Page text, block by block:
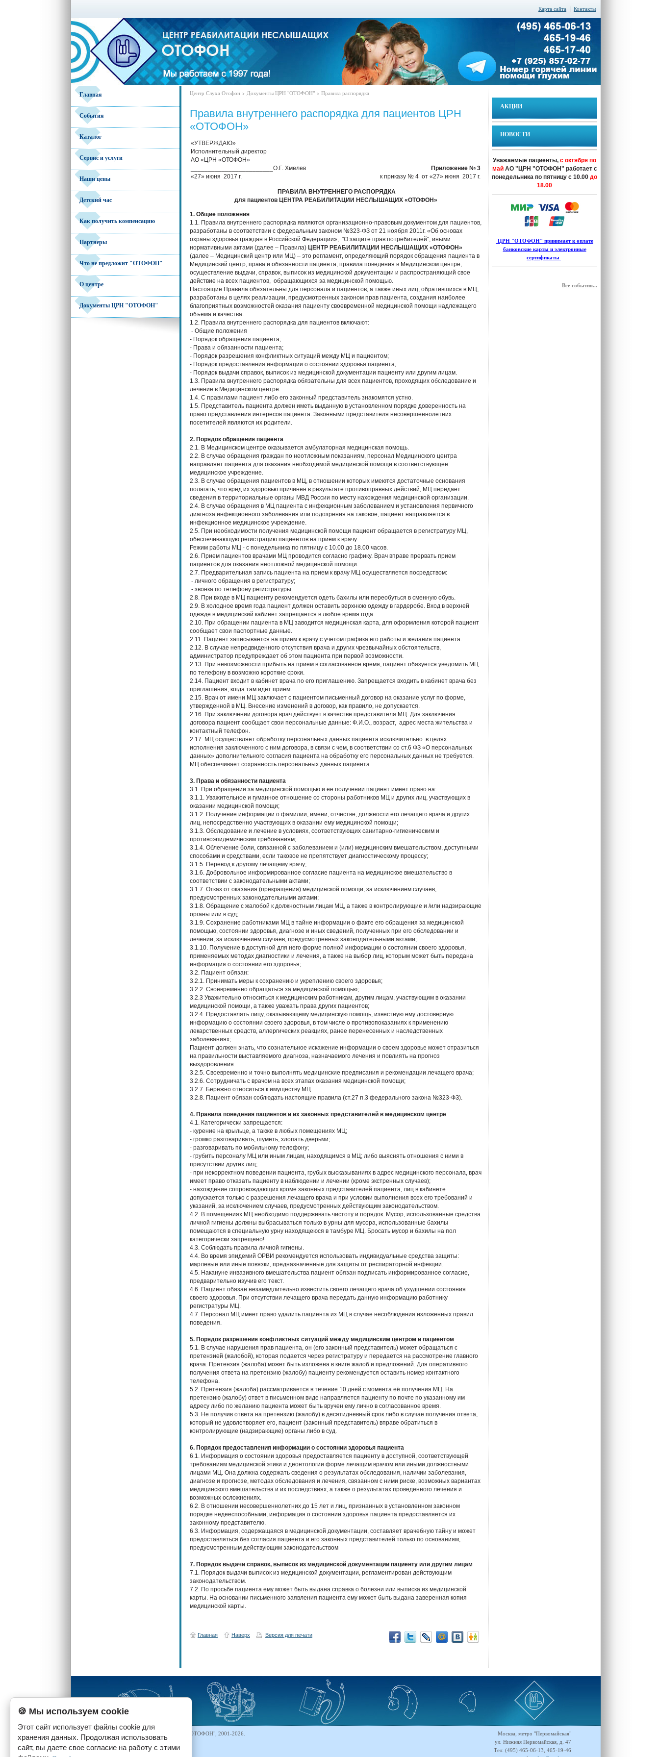
Карта сайта Контакты
Главная
События
Каталог
Сервис и услуги
Наши цены
Детский час
Как получить компенсацию
Партнеры
Что не предложит "ОТОФОН"
О центре
Документы ЦРН "ОТОФОН"
Центр Слуха Отофон > Документы ЦРН "ОТОФОН" > Правила распорядка
Правила внутреннего распорядка для пациентов ЦРН
«ОТОФОН»
«УТВЕРЖДАЮ»
Исполнительный директор
АО «ЦРН «ОТОФОН»
________________________О.Г. Хмелев
«27» июня 2017 г.
Приложение № 3
к приказу № 4 от «27» июня 2017 г.
ПРАВИЛА ВНУТРЕННЕГО РАСПОРЯДКА
для пациентов ЦЕНТРА РЕАБИЛИТАЦИИ НЕСЛЫШАЩИХ «ОТОФОН»
1. Общие положения
1.1. Правила внутреннего распорядка являются организационно-правовым документом для пациентов,
разработаны в соответствии с федеральным законом №323-ФЗ от 21 ноября 2011г. «Об основах
охраны здоровья граждан в Российской Федерации», "О защите прав потребителей", иными
нормативными актами (далее – Правила) ЦЕНТР РЕАБИЛИТАЦИИ НЕСЛЫШАЩИХ «ОТОФОН»
(далее – Медицинский центр или МЦ) – это регламент, определяющий порядок обращения пациента в
Медицинский центр, права и обязанности пациента, правила поведения в Медицинском центре,
осуществление выдачи, справок, выписок из медицинской документации и распространяющий свое
действие на всех пациентов, обращающихся за медицинской помощью.
Настоящие Правила обязательны для персонала и пациентов, а также иных лиц, обратившихся в МЦ,
разработаны в целях реализации, предусмотренных законом прав пациента, создания наиболее
благоприятных возможностей оказания пациенту своевременной медицинской помощи надлежащего
объема и качества.
1.2. Правила внутреннего распорядка для пациентов включают:
- Общие положения
- Порядок обращения пациента;
- Права и обязанности пациента;
- Порядок разрешения конфликтных ситуаций между МЦ и пациентом;
- Порядок предоставления информации о состоянии здоровья пациента;
- Порядок выдачи справок, выписок из медицинской документации пациенту или другим лицам.
1.3. Правила внутреннего распорядка обязательны для всех пациентов, проходящих обследование и
лечение в Медицинском центре.
1.4. С правилами пациент либо его законный представитель знакомятся устно.
1.5. Представитель пациента должен иметь выданную в установленном порядке доверенность на
право представления интересов пациента. Законными представителя несовершеннолетних
посетителей являются их родители.
2. Порядок обращения пациента
2.1. В Медицинском центре оказывается амбулаторная медицинская помощь.
2.2. В случае обращения граждан по неотложным показаниям, персонал Медицинского центра
направляет пациента для оказания необходимой медицинской помощи в соответствующее
медицинское учреждение.
2.3. В случае обращения пациентов в МЦ, в отношении которых имеются достаточные основания
полагать, что вред их здоровью причинен в результате противоправных действий, МЦ передает
сведения в территориальные органы МВД России по месту нахождения медицинской организации.
2.4. В случае обращения в МЦ пациента с инфекционным заболеванием и установления первичного
диагноза инфекционного заболевания или подозрения на таковое, пациент направляется в
инфекционное медицинское учреждение.
2.5. При необходимости получения медицинской помощи пациент обращается в регистратуру МЦ,
обеспечивающую регистрацию пациентов на прием к врачу.
Режим работы МЦ - с понедельника по пятницу с 10.00 до 18.00 часов.
2.6. Прием пациентов врачами МЦ проводится согласно графику. Врач вправе прервать прием
пациентов для оказания неотложной медицинской помощи.
2.7. Предварительная запись пациента на прием к врачу МЦ осуществляется посредством:
- личного обращения в регистратуру;
- звонка по телефону регистратуры.
2.8. При входе в МЦ пациенту рекомендуется одеть бахилы или переобуться в сменную обувь.
2.9. В холодное время года пациент должен оставить верхнюю одежду в гардеробе. Вход в верхней
одежде в медицинский кабинет запрещается в любое время года.
2.10. При обращении пациента в МЦ заводится медицинская карта, для оформления которой пациент
сообщает свои паспортные данные.
2.11. Пациент записывается на прием к врачу с учетом графика его работы и желания пациента.
2.12. В случае непредвиденного отсутствия врача и других чрезвычайных обстоятельств,
администратор предупреждает об этом пациента при первой возможности.
2.13. При невозможности прибыть на прием в согласованное время, пациент обязуется уведомить МЦ
по телефону в возможно короткие сроки.
2.14. Пациент входит в кабинет врача по его приглашению. Запрещается входить в кабинет врача без
приглашения, когда там идет прием.
2.15. Врач от имени МЦ заключает с пациентом письменный договор на оказание услуг по форме,
утвержденной в МЦ. Внесение изменений в договор, как правило, не допускается.
2.16. При заключении договора врач действует в качестве представителя МЦ. Для заключения
договора пациент сообщает свои персональные данные: Ф.И.О., возраст, адрес места жительства и
контактный телефон.
2.17. МЦ осуществляет обработку персональных данных пациента исключительно в целях
исполнения заключенного с ним договора, в связи с чем, в соответствии со ст.6 ФЗ «О персональных
данных» дополнительного согласия пациента на обработку его персональных данных не требуется.
МЦ обеспечивает сохранность персональных данных пациента.
3. Права и обязанности пациента
3.1. При обращении за медицинской помощью и ее получении пациент имеет право на:
3.1.1. Уважительное и гуманное отношение со стороны работников МЦ и других лиц, участвующих в
оказании медицинской помощи;
3.1.2. Получение информации о фамилии, имени, отчестве, должности его лечащего врача и других
лиц, непосредственно участвующих в оказании ему медицинской помощи;
3.1.3. Обследование и лечение в условиях, соответствующих санитарно-гигиеническим и
противоэпидемическим требованиям;
3.1.4. Облегчение боли, связанной с заболеванием и (или) медицинским вмешательством, доступными
способами и средствами, если таковое не препятствует диагностическому процессу;
3.1.5. Перевод к другому лечащему врачу;
3.1.6. Добровольное информированное согласие пациента на медицинское вмешательство в
соответствии с законодательными актами;
3.1.7. Отказ от оказания (прекращения) медицинской помощи, за исключением случаев,
предусмотренных законодательными актами;
3.1.8. Обращение с жалобой к должностным лицам МЦ, а также в контролирующие и /или надзирающие
органы или в суд;
3.1.9. Сохранение работниками МЦ в тайне информации о факте его обращения за медицинской
помощью, состоянии здоровья, диагнозе и иных сведений, полученных при его обследовании и
лечении, за исключением случаев, предусмотренных законодательными актами;
3.1.10. Получение в доступной для него форме полной информации о состоянии своего здоровья,
применяемых методах диагностики и лечения, а также на выбор лиц, которым может быть передана
информация о состоянии его здоровья;
3.2. Пациент обязан:
3.2.1. Принимать меры к сохранению и укреплению своего здоровья;
3.2.2. Своевременно обращаться за медицинской помощью;
3.2.3 Уважительно относиться к медицинским работникам, другим лицам, участвующим в оказании
медицинской помощи, а также уважать права других пациентов;
3.2.4. Предоставлять лицу, оказывающему медицинскую помощь, известную ему достоверную
информацию о состоянии своего здоровья, в том числе о противопоказаниях к применению
лекарственных средств, аллергических реакциях, ранее перенесенных и наследственных
заболеваниях;
Пациент должен знать, что сознательное искажение информации о своем здоровье может отразиться
на правильности выставляемого диагноза, назначаемого лечения и повлиять на прогноз
выздоровления.
3.2.5. Своевременно и точно выполнять медицинские предписания и рекомендации лечащего врача;
3.2.6. Сотрудничать с врачом на всех этапах оказания медицинской помощи;
3.2.7. Бережно относиться к имуществу МЦ.
3.2.8. Пациент обязан соблюдать настоящие правила (ст.27 п.3 федерального закона №323-ФЗ).
4. Правила поведения пациентов и их законных представителей в медицинском центре
4.1. Категорически запрещается:
- курение на крыльце, а также в любых помещениях МЦ;
- громко разговаривать, шуметь, хлопать дверьми;
- разговаривать по мобильному телефону;
- грубить персоналу МЦ или иным лицам, находящимся в МЦ; либо выяснять отношения с ними в
присутствии других лиц;
- при некорректном поведении пациента, грубых высказываниях в адрес медицинского персонала, врач
имеет право отказать пациенту в наблюдении и лечении (кроме экстренных случаев);
- нахождение сопровождающих кроме законных представителей пациента, лиц в кабинете
допускается только с разрешения лечащего врача и при условии выполнения всех его требований и
указаний, за исключением случаев, предусмотренных действующим законодательством.
4.2. В помещениях МЦ необходимо поддерживать чистоту и порядок. Мусор, использованные средства
личной гигиены должны выбрасываться только в урны для мусора, использованные бахилы
помещаются в специальную урну находящеюся в тамбуре МЦ. Бросать мусор и бахилы на пол
категорически запрещено!
4.3. Соблюдать правила личной гигиены.
4.4. Во время эпидемий ОРВИ рекомендуется использовать индивидуальные средства защиты:
марлевые или иные повязки, предназначенные для защиты от респираторной инфекции.
4.5. Накануне инвазивного вмешательства пациент обязан подписать информированное согласие,
предварительно изучив его текст.
4.6. Пациент обязан незамедлительно известить своего лечащего врача об ухудшении состояния
своего здоровья. При отсутствии лечащего врача передать данную информацию работнику
регистратуры МЦ.
4.7. Персонал МЦ имеет право удалить пациента из МЦ в случае несоблюдения изложенных правил
поведения.
5. Порядок разрешения конфликтных ситуаций между медицинским центром и пациентом
5.1. В случае нарушения прав пациента, он (его законный представитель) может обращаться с
претензией (жалобой), которая подается через регистратуру и передается на рассмотрение главного
врача. Претензия (жалоба) может быть изложена в книге жалоб и предложений. Для оперативного
получения ответа на претензию (жалобу) пациенту рекомендуется оставить номер контактного
телефона.
5.2. Претензия (жалоба) рассматривается в течение 10 дней с момента её получения МЦ. На
претензию (жалобу) ответ в письменном виде направляется пациенту по почте по указанному им
адресу либо по желанию пациента может быть вручен ему лично в согласованное время.
5.3. Не получив ответа на претензию (жалобу) в десятидневный срок либо в случае получения ответа,
который не удовлетворяет его, пациент (законный представитель) вправе обратиться в
контролирующие (надзирающие) органы либо в суд.
6. Порядок предоставления информации о состоянии здоровья пациента
6.1. Информация о состоянии здоровья предоставляется пациенту в доступной, соответствующей
требованиям медицинской этики и деонтологии форме лечащим врачом или иными должностными
лицами МЦ. Она должна содержать сведения о результатах обследования, наличии заболевания,
диагнозе и прогнозе, методах обследования и лечения, связанном с ними риске, возможных вариантах
медицинского вмешательства и их последствиях, а также о результатах проведенного лечения и
возможных осложнениях.
6.2. В отношении несовершеннолетних до 15 лет и лиц, признанных в установленном законном
порядке недееспособными, информация о состоянии здоровья пациента предоставляется их
законному представителю.
6.3. Информация, содержащаяся в медицинской документации, составляет врачебную тайну и может
предоставляться без согласия пациента и его законных представителей только по основаниям,
предусмотренным действующим законодательством
7. Порядок выдачи справок, выписок из медицинской документации пациенту или другим лицам
7.1. Порядок выдачи выписок из медицинской документации, регламентирован действующим
законодательством.
7.2. По просьбе пациента ему может быть выдана справка о болезни или выписка из медицинской
карты. На основании письменного заявления пациента ему может быть выдана заверенная копия
медицинской карты.
Главная Наверх Версия для печати
АКЦИИ
НОВОСТИ
Уважаемые пациенты, с октября по
май АО "ЦРН "ОТОФОН" работает с
понедельника по пятницу с 10.00 до
18.00
ЦРН "ОТОФОН" принимает к оплате
банковские карты и электронные
сертификаты
Все события...
Москва, метро "Первомайская"
ул. Нижняя Первомайская, д. 47
Тел: (495) 465-06-13, 465-19-46
© Центр реабилитации неслышащих "ОТОФОН", 2001-2026.
Все права защищены.
🍪 Мы используем cookie
Этот сайт использует файлы cookie для
хранения данных. Продолжая использовать
сайт, вы даете свое согласие на работу с этими